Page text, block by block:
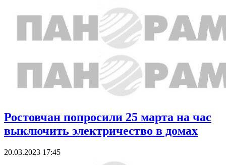
Ростовчан попросили 25 марта на час
выключить электричество в домах
20.03.2023 17:45